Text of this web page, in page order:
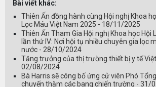
Bài viết khác:
Thiên Ấn đồng hành cùng Hội nghị Khoa
Lọc Máu Việt Nam 2025 - 18/11/2025
Thiên Ấn Tham Gia Hội nghị Khoa học Hội
lần thứ IV: Nơi hội tụ nhiều chuyên gia lọc
nước - 28/10/2024
Tăng trưởng của thị trường thiết bị y tế
02/08/2024
Bà Harris sẽ công bố ứng cử viên Phó
chuyến thăm các bang chiến trường - 31/